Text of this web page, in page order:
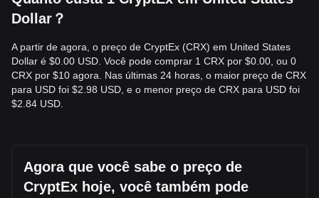
Dollar？
A partir de agora, o preço de CryptEx (CRX) em United States
Dollar é $0.00 USD. Você pode comprar 1 CRX por $0.00, ou 0
CRX por $10 agora. Nas últimas 24 horas, o maior preço de CRX
para USD foi $2.98 USD, e o menor preço de CRX para USD foi
$2.84 USD.
Agora que você sabe o preço de
CryptEx hoje, você também pode